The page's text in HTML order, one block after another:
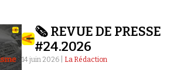
Newsletter
🗞️ REVUE DE PRESSE
#24.2026
14 juin 2026 | La Rédaction